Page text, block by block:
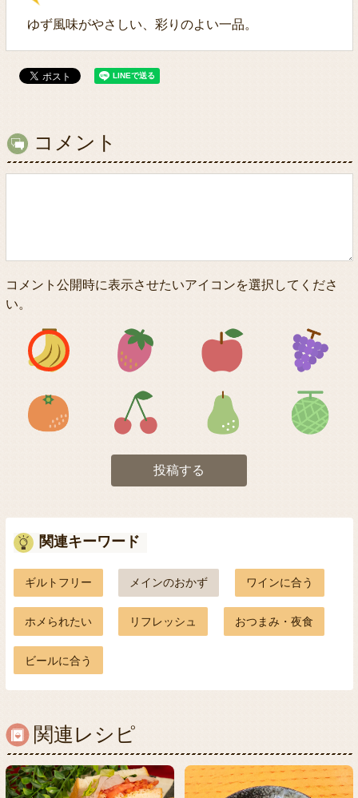
ゆず風味がやさしい、彩りのよい一品。
コメント
コメント公開時に表示させたいアイコンを選択してくださ
い。
アイコン1 アイコン2 アイコン3
アイコン5 アイコン6 アイコン7
投稿する
関連キーワード
ギルトフリー メインのおかず ワインに合う
ホメられたい リフレッシュ おつまみ・夜食
ビールに合う
関連レシピ